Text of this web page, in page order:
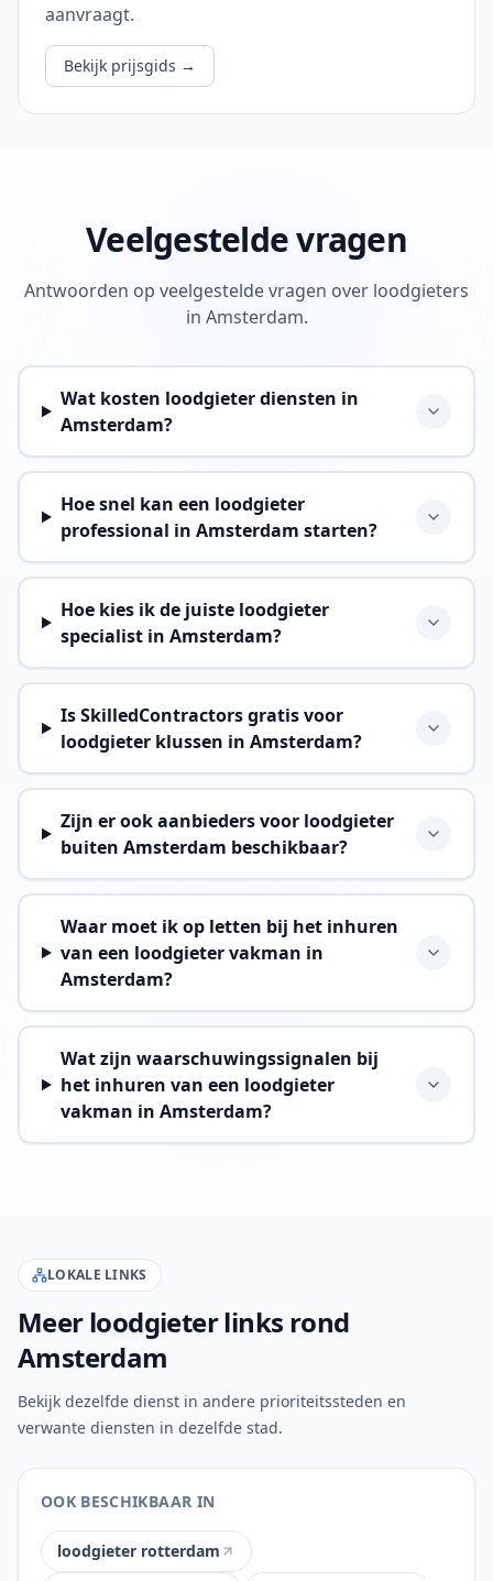
aanvraagt.
Bekijk prijsgids →
Veelgestelde vragen
Antwoorden op veelgestelde vragen over loodgieters
in Amsterdam.
Wat kosten loodgieter diensten in
Amsterdam?
Hoe snel kan een loodgieter
professional in Amsterdam starten?
Hoe kies ik de juiste loodgieter
specialist in Amsterdam?
Is SkilledContractors gratis voor
loodgieter klussen in Amsterdam?
Zijn er ook aanbieders voor loodgieter
buiten Amsterdam beschikbaar?
Waar moet ik op letten bij het inhuren
van een loodgieter vakman in
Amsterdam?
Wat zijn waarschuwingssignalen bij
het inhuren van een loodgieter
vakman in Amsterdam?
LOKALE LINKS
Meer loodgieter links rond
Amsterdam
Bekijk dezelfde dienst in andere prioriteitssteden en
verwante diensten in dezelfde stad.
OOK BESCHIKBAAR IN
loodgieter rotterdam